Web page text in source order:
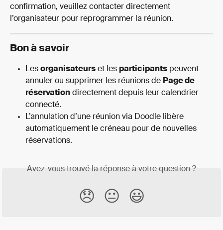
confirmation, veuillez contacter directement
l’organisateur pour reprogrammer la réunion.
Bon à savoir
Les organisateurs et les participants peuvent
annuler ou supprimer les réunions de Page de
réservation directement depuis leur calendrier
connecté.
L’annulation d’une réunion via Doodle libère
automatiquement le créneau pour de nouvelles
réservations.
Avez-vous trouvé la réponse à votre question ?
😞 😐 😃